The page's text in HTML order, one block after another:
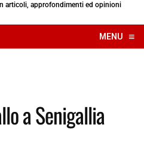
articoli, approfondimenti ed opinioni
MENU ≡
☰
a Senigallia